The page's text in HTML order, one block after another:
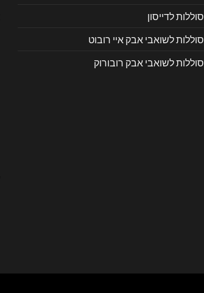
סוללות לדייסון
סוללות לשואבי אבק איי רובוט
סוללות לשואבי אבק רובורוק